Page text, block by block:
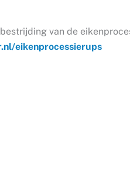
van de
eikenprocessierups